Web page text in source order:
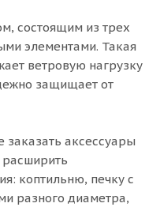
состоящим из трех
элементами. Такая
ветровую нагрузку
защищает от
аксессуары
коптильню, печку с
разного диаметра,